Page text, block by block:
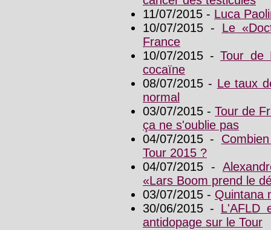
11/07/2015 - Luca
10/07/2015 - Le
France
10/07/2015 - Tour de
cocaïne
08/07/2015 - Le taux
normal
03/07/2015 -Tour de
ça ne s'oublie pas
04/07/2015 -
Tour 2015 ?
04/07/2015 -
«Lars Boom prend le
03/07/2015 - Quintana
30/06/2015 - L'AFLD
antidopage sur le Tour